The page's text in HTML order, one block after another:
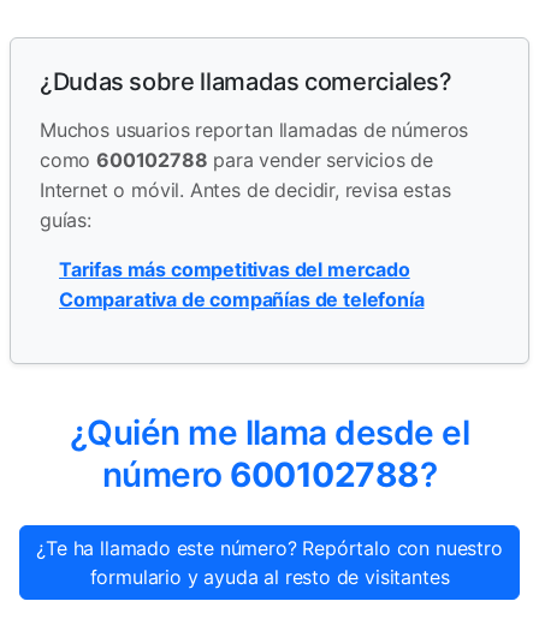
¿Dudas sobre llamadas comerciales?
Muchos usuarios reportan llamadas de números
como600102788 para vender servicios de
Internet o móvil. Antes de decidir, revisa estas
guías:
Tarifas más competitivas del mercado
Comparativa de compañías de telefonía
¿Quién me llama desde el
número 600102788?
¿Te ha llamado este número? Repórtalo con nuestro
formulario y ayuda al resto de visitantes